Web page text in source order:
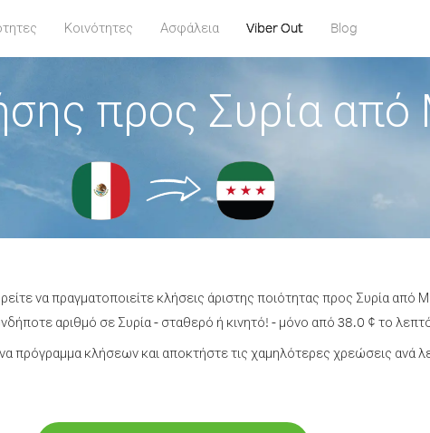
Κοινότητες Ασφάλεια Viber Out Blog
προς Συρία από
να πραγματοποιείτε κλήσεις άριστης ποιότητας προς Συρία από
αριθμό σε Συρία - σταθερό ή κινητό! - μόνο από 38.0 ¢ το
πρόγραμμα κλήσεων και αποκτήστε τις χαμηλότερες χρεώσεις ανά